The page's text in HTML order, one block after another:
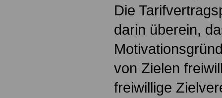
Die
darin überein,
von Zielen
freiwillige